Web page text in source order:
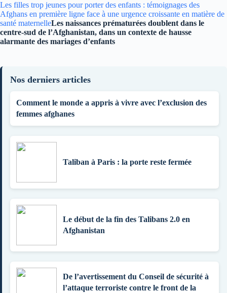
Les filles trop jeunes pour porter des enfants : témoignages des
Afghans en première ligne face à une urgence croissante en matière de
santé maternelleLes naissances prématurées doublent dans le
centre-sud de l’Afghanistan, dans un contexte de hausse
alarmante des mariages d’enfants
Nos derniers articles
Comment le monde a appris à vivre avec l’exclusion des
femmes afghanes
Taliban à Paris : la porte reste fermée
Le début de la fin des Talibans 2.0 en
Afghanistan
De l’avertissement du Conseil de sécurité à
l’attaque terroriste contre le front de la